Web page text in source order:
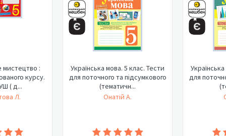
:
курсу.
( д...
Л.
Українська мова. 5 клас. Тести
для поточного та підсумкового
(тематичн...
Онатій А.
для